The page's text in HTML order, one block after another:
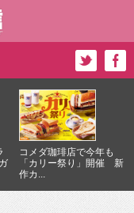
コメダ珈琲店で今年も
「カリー祭り」開催 新
作カ...